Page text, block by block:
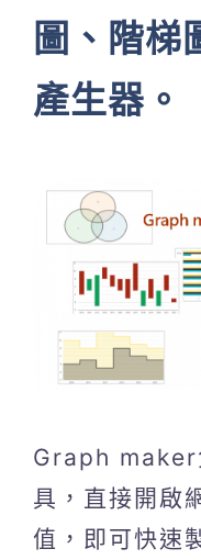
圖、階
產生器。
Graph maker
具，直接開啟
值，即可快速